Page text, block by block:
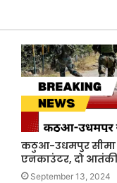
कठुआ-उधमपुर सीमा
एनकाउंटर, दो
September 13, 2024